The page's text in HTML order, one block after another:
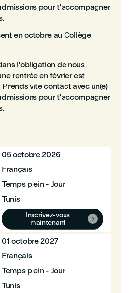
pour t'accompagner
en octobre au Collège
l'obligation de nous
rentrée en février est
vite contact avec un(e)
pour t'accompagner
05 octobre 2026
Français
Temps plein - Jour
Tunis
Inscrivez-vous
maintenant

01 octobre 2027
Français
Temps plein - Jour
Tunis